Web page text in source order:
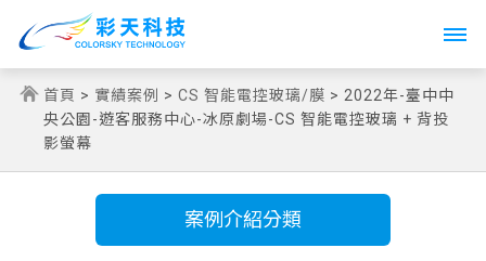
Toggle
首頁 > 實績案例 > CS 智能電控玻璃/膜 > 2022年-臺中中
央公園-遊客服務中心-冰原劇場-CS 智能電控玻璃 + 背投
影螢幕
案例介紹分類